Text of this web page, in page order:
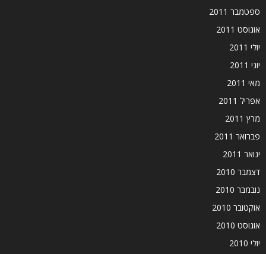
ספטמבר 2011
אוגוסט 2011
יולי 2011
יוני 2011
מאי 2011
אפריל 2011
מרץ 2011
פברואר 2011
ינואר 2011
דצמבר 2010
נובמבר 2010
אוקטובר 2010
אוגוסט 2010
יולי 2010